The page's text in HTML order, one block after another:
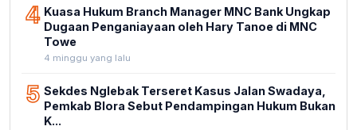
4 Kuasa Hukum Branch Manager MNC Bank Ungkap
Dugaan Penganiayaan oleh Hary Tanoe di MNC
Towe
4 minggu yang lalu
5 Sekdes Nglebak Terseret Kasus Jalan Swadaya,
Pemkab Blora Sebut Pendampingan Hukum Bukan
K...